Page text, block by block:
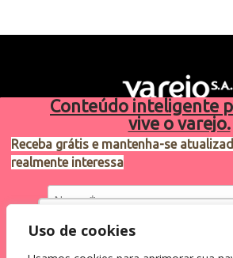
Conteúdo inteligente
vive o varejo.
Receba grátis e mantenha-se
realmente interessa
Utilizamos cookies para
Uso de cookies
Sugestões de pauta